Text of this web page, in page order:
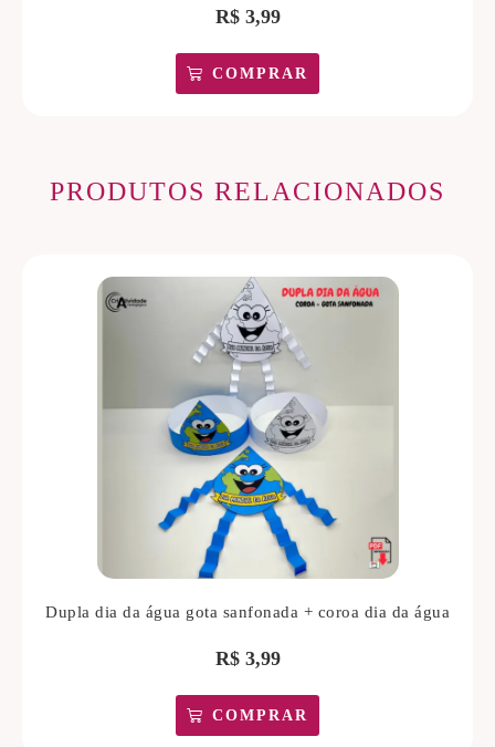
R$3,99
COMPRAR
PRODUTOS RELACIONADOS
Dupla dia da água gota sanfonada + coroa dia da água
R$3,99
COMPRAR